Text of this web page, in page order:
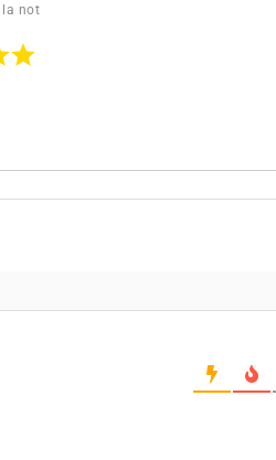
la not